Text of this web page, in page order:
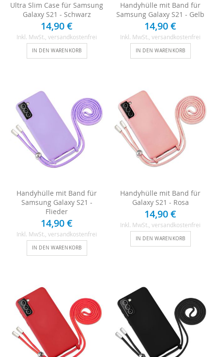
Ultra Slim Case für Samsung
Galaxy S21 - Schwarz
14,90 €
Inkl. MwSt., versandkostenfrei
IN DEN WARENKORB
Handyhülle mit Band für
Samsung Galaxy S21 - Gelb
14,90 €
Inkl. MwSt., versandkostenfrei
IN DEN WARENKORB
Handyhülle mit Band für
Samsung Galaxy S21 -
Flieder
14,90 €
Inkl. MwSt. , versandkostenfrei
IN DEN WARENKORB
Handyhülle mit Band für
Galaxy S21 - Rosa
14,90 €
Inkl. MwSt. , versandkostenfrei
IN DEN WARENKORB